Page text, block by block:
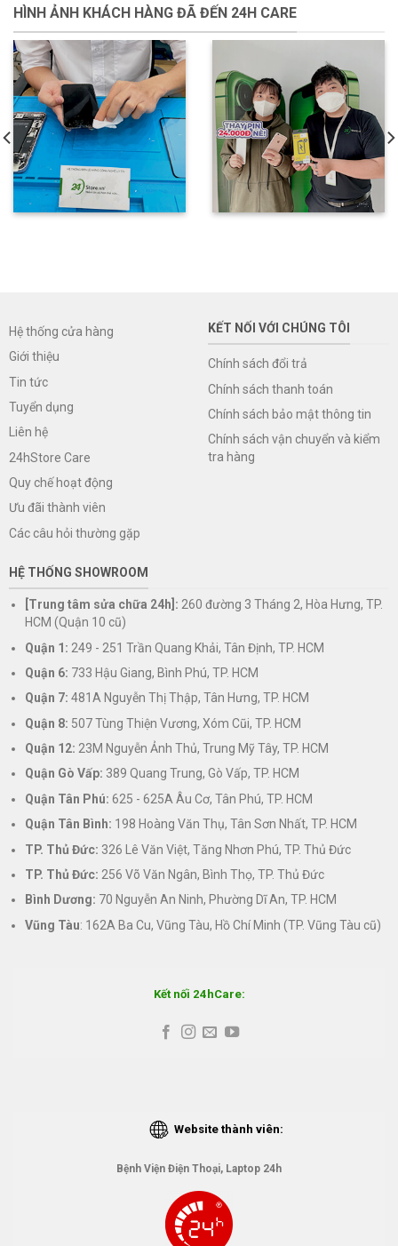
HÌNH ẢNH KHÁCH HÀNG ĐÃ ĐẾN 24H CARE
Hệ thống cửa hàng
Giới thiệu
Tin tức
Tuyển dụng
Liên hệ
24hStore Care
Quy chế hoạt động
Ưu đãi thành viên
Các câu hỏi thường gặp
KẾT NỐI VỚI CHÚNG TÔI
Chính sách đổi trả
Chính sách thanh toán
Chính sách bảo mật thông tin
Chính sách vận chuyển và kiểm
tra hàng
HỆ THỐNG SHOWROOM
[Trung tâm sửa chữa 24h]: 260 đường 3 Tháng 2, Hòa Hưng, TP.
HCM (Quận 10 cũ)
Quận 1: 249 - 251 Trần Quang Khải, Tân Định, TP. HCM
Quận 6: 733 Hậu Giang, Bình Phú, TP. HCM
Quận 7: 481A Nguyễn Thị Thập, Tân Hưng, TP. HCM
Quận 8: 507 Tùng Thiện Vương, Xóm Cũi, TP. HCM
Quận 12: 23M Nguyễn Ảnh Thủ, Trung Mỹ Tây, TP. HCM
Quận Gò Vấp: 389 Quang Trung, Gò Vấp, TP. HCM
Quận Tân Phú: 625 - 625A Âu Cơ, Tân Phú, TP. HCM
Quận Tân Bình: 198 Hoàng Văn Thụ, Tân Sơn Nhất, TP. HCM
TP. Thủ Đức: 326 Lê Văn Việt, Tăng Nhơn Phú, TP. Thủ Đức
TP. Thủ Đức: 256 Võ Văn Ngân, Bình Thọ, TP. Thủ Đức
Bình Dương: 70 Nguyễn An Ninh, Phường Dĩ An, TP. HCM
Vũng Tàu: 162A Ba Cu, Vũng Tàu, Hồ Chí Minh (TP. Vũng Tàu cũ)
Kết nối 24hCare:
Website thành viên:
Bệnh Viện Điện Thoại, Laptop 24h